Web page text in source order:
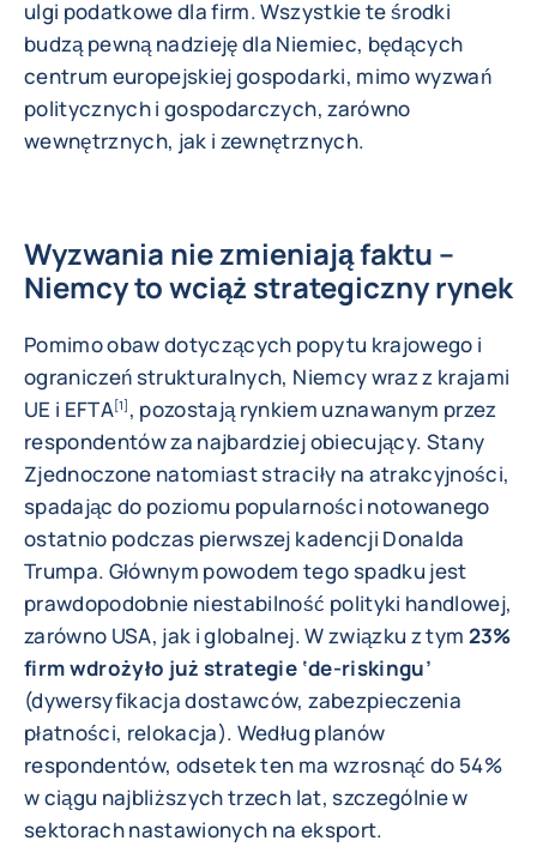
ulgi podatkowe dla firm. Wszystkie te środki
budzą pewną nadzieję dla Niemiec, będących
centrum europejskiej gospodarki, mimo wyzwań
politycznych i gospodarczych, zarówno
wewnętrznych, jak i zewnętrznych.
Wyzwania nie zmieniają faktu –
Niemcy to wciąż strategiczny rynek
Pomimo obaw dotyczących popytu krajowego i
ograniczeń strukturalnych, Niemcy wraz z krajami
UE i EFTA[1] , pozostają rynkiem uznawanym przez
respondentów za najbardziej obiecujący. Stany
Zjednoczone natomiast straciły na atrakcyjności,
spadając do poziomu popularności notowanego
ostatnio podczas pierwszej kadencji Donalda
Trumpa. Głównym powodem tego spadku jest
prawdopodobnie niestabilność polityki handlowej,
zarówno USA, jak i globalnej. W związku z tym 23%
firm wdrożyło już strategie ‘de-riskingu’
(dywersyfikacja dostawców, zabezpieczenia
płatności, relokacja). Według planów
respondentów, odsetek ten ma wzrosnąć do 54%
w ciągu najbliższych trzech lat, szczególnie w
sektorach nastawionych na eksport.